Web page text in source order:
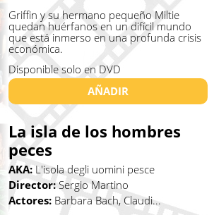
Griffin y su hermano pequeño Miltie
quedan huérfanos en un difícil mundo
que está inmerso en una profunda crisis
económica.
Disponible solo en DVD
AÑADIR
La isla de los hombres
peces
AKA:L'isola degli uomini pesce
Director:Sergio Martino
Actores: Barbara Bach, Claudi...